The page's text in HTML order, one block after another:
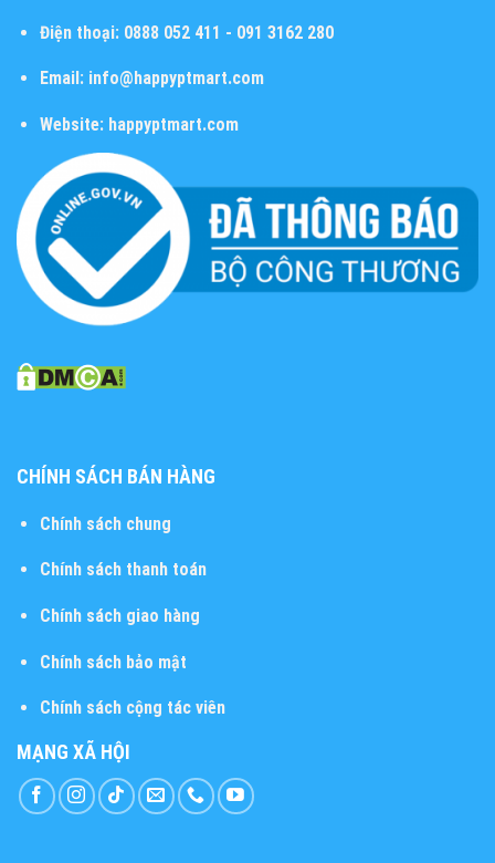
Điện thoại:0888 052 411 - 091 3162 280
Email:info@happyptmart.com
Website: happyptmart.com
CHÍNH SÁCH BÁN HÀNG
Chính sách chung
Chính sách thanh toán
Chính sách giao hàng
Chính sách bảo mật
Chính sách cộng tác viên
MẠNG XÃ HỘI